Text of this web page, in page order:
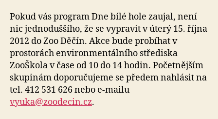
Pokud vás program Dne bílé hole zaujal, není
nic jednoduššího, že se vypravit v úterý 15. října
2012 do Zoo Děčín. Akce bude probíhat v
prostorách environmentálního střediska
ZooŠkola v čase od 10 do 14 hodin. Početnějším
skupinám doporučujeme se předem nahlásit na
tel. 412 531 626 nebo e-mailu
vyuka@zoodecin.cz.